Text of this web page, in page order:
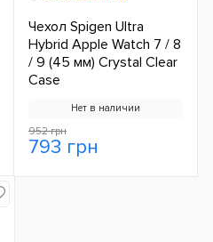
Чехол Spigen Ultra
Hybrid Apple Watch 7 / 8
/ 9 (45 мм) Crystal Clear
Case
Нет в наличии
952 грн
793 грн